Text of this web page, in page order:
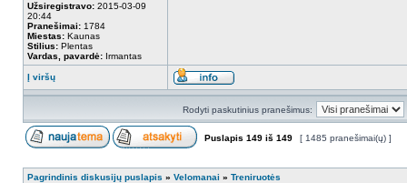
Užsiregistravo: 2015-03-09
20:44
Pranešimai: 1784
Miestas: Kaunas
Stilius: Plentas
Vardas, pavardė: Irmantas
Į viršų
Rodyti paskutinius pranešimus:
Puslapis 149 iš 149 [ 1485 pranešimai(ų) ]
Pagrindinis diskusijų puslapis » Velomanai » Treniruotės